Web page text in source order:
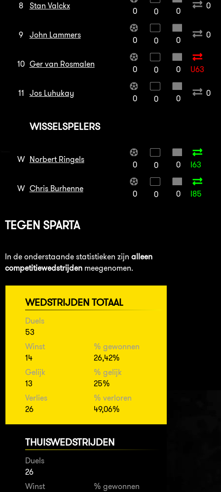
8 Stan Valckx
0 0 0
0
9 John Lammers
0 0 0
0
10 Ger van Rosmalen
0 0 0 U63
11 Jos Luhukay
0 0 0
0
WISSELSPELERS
W Norbert Ringels
0 0 0 I63
W Chris Burhenne
0 0 0 I85
TEGEN SPARTA
In de onderstaande statistieken zijn alleen
competitiewedstrijden meegenomen.
WEDSTRIJDEN TOTAAL
Duels
53
Winst
14
% gewonnen
26,42%
Gelijk
13
% gelijk
25%
Verlies
26
% verloren
49,06%
THUISWEDSTRIJDEN
Duels
26
Winst
% gewonnen